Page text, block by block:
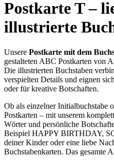
Postkarte T –
illustrierte
Unsere Postkarte mit dem
gestalteten ABC Postkarten von
Die illustrierten Buchstaben
verspielten Details und eignen
oder für kreative Botschaften.
Ob als einzelner Initialbuchstabe
Postkarten – mit unserem
Wörter und persönliche
Beispiel HAPPY BIRTHDAY,
deiner Kinder oder eine liebe
Buchstabenkarten. Das gesamte